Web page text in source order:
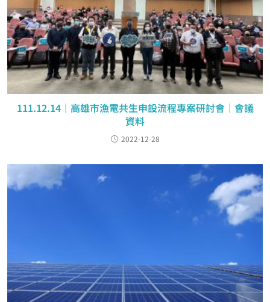
111.12.14｜高雄市漁電共生申設流程專案研討會｜會議
資料
2022-12-28